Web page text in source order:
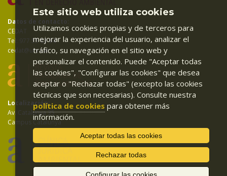
Datos de contacto:
CEDAT
Tel: 977 55 83 94
cedat@urv.cat
Localización:
Av. Catalunya 35
Campus Catalunya
Este sitio web utiliza cookies
Utilizamos cookies propias y de terceros para
mejorar la experiencia del usuario, analizar el
tráfico, su navegación en el sitio web y
personalizar el contenido. Puede "Aceptar todas
las cookies", "Configurar las cookies" que desea
aceptar o "Rechazar todas" (excepto las cookies
técnicas que son necesarias). Consulte nuestra
política de cookies para obtener más
información.
Aceptar todas las cookies
Rechazar todas